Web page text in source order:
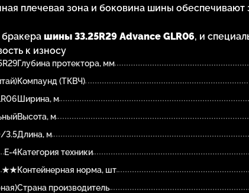
плечевая зона и боковина шины обеспечивают
шины 33.25R29 Advance GLR06, и
к износу
3.5
E-4
★★
Глубина протектора, мм
Компаунд (ТКВЧ)
Ширина, м
Высота, м
Длина, м
Категория техники
Контейнерная норма, шт
Страна производитель